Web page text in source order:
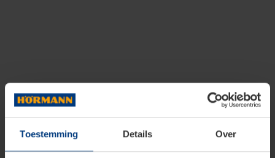
Toestemming Details Over